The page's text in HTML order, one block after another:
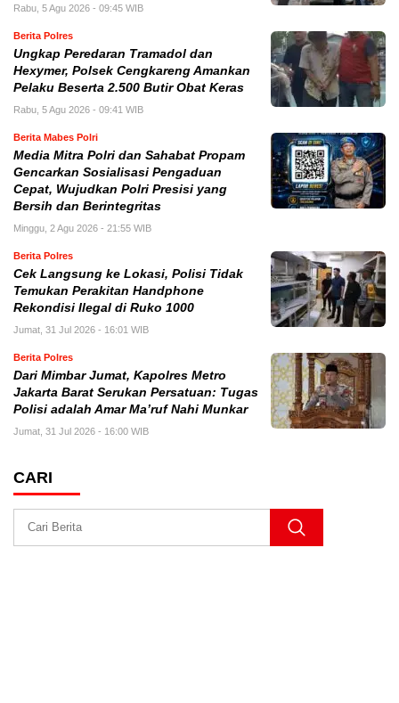
Rabu, 5 Agu 2026 - 09:45 WIB
Berita Polres
Ungkap Peredaran Tramadol dan
Hexymer, Polsek Cengkareng Amankan
Pelaku Beserta 2.500 Butir Obat Keras
Rabu, 5 Agu 2026 - 09:41 WIB
Berita Mabes Polri
Media Mitra Polri dan Sahabat Propam
Gencarkan Sosialisasi Pengaduan
Cepat, Wujudkan Polri Presisi yang
Bersih dan Berintegritas
Minggu, 2 Agu 2026 - 21:55 WIB
Berita Polres
Cek Langsung ke Lokasi, Polisi Tidak
Temukan Perakitan Handphone
Rekondisi Ilegal di Ruko 1000
Jumat, 31 Jul 2026 - 16:01 WIB
Berita Polres
Dari Mimbar Jumat, Kapolres Metro
Jakarta Barat Serukan Persatuan: Tugas
Polisi adalah Amar Ma’ruf Nahi Munkar
Jumat, 31 Jul 2026 - 16:00 WIB
CARI